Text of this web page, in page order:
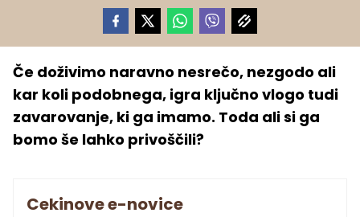
Če doživimo naravno nesrečo, nezgodo ali
kar koli podobnega, igra ključno vlogo tudi
zavarovanje, ki ga imamo. Toda ali si ga
bomo še lahko privoščili?
Cekinove e-novice